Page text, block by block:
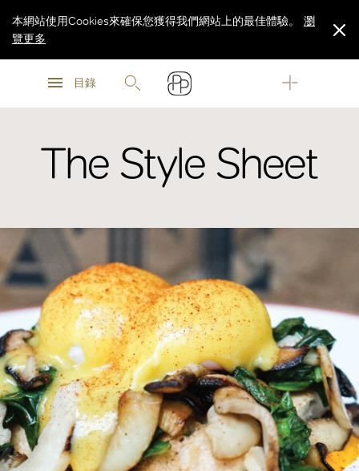
瀏
目錄
本網站使用Cookies來確保您獲得我們網站上的最佳體驗。
瀏
覽更多
The Style Sheet